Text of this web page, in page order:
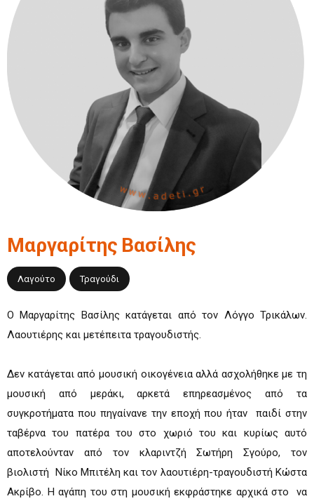
Μαργαρίτης Βασίλης
Λαγούτο Τραγούδι
Ο Μαργαρίτης Βασίλης κατάγεται από τον Λόγγο Τρικάλων.
Λαουτιέρης και μετέπειτα τραγουδιστής.
Δεν κατάγεται από μουσική οικογένεια αλλά ασχολήθηκε με τη
μουσική από μεράκι, αρκετά επηρεασμένος από τα
συγκροτήματα που πηγαίνανε την εποχή που ήταν παιδί στην
ταβέρνα του πατέρα του στο χωριό του και κυρίως αυτό
αποτελούνταν από τον κλαριντζή Σωτήρη Σγούρο, τον
βιολιστή Νίκο Μπιτέλη και τον λαουτιέρη-τραγουδιστή Κώστα
Ακρίβο. Η αγάπη του στη μουσική εκφράστηκε αρχικά στο να